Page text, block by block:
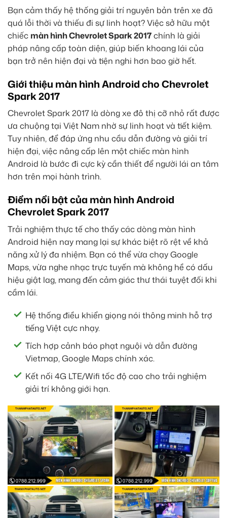
Bạn cảm thấy hệ thống giải trí nguyên bản trên xe đã
quá lỗi thời và thiếu đi sự linh hoạt? Việc sở hữu một
chiếc màn hình Chevrolet Spark 2017chính là giải
pháp nâng cấp toàn diện, giúp biến khoang lái của
bạn trở nên hiện đại và tiện nghi hơn bao giờ hết.
Giới thiệu màn hình Android cho Chevrolet
Spark 2017
Chevrolet Spark 2017 là dòng xe đô thị cỡ nhỏ rất được
ưa chuộng tại Việt Nam nhờ sự linh hoạt và tiết kiệm.
Tuy nhiên, để đáp ứng nhu cầu dẫn đường và giải trí
hiện đại, việc nâng cấp lên một chiếc màn hình
Android là bước đi cực kỳ cần thiết để người lái an tâm
hơn trên mọi hành trình.
Điểm nổi bật của màn hình Android
Chevrolet Spark 2017
Trải nghiệm thực tế cho thấy các dòng màn hình
Android hiện nay mang lại sự khác biệt rõ rệt về khả
năng xử lý đa nhiệm. Bạn có thể vừa chạy Google
Maps, vừa nghe nhạc trực tuyến mà không hề có dấu
hiệu giật lag, mang đến cảm giác thư thái tuyệt đối khi
cầm lái.
Hệ thống điều khiển giọng nói thông minh hỗ trợ
tiếng Việt cực nhạy.
Tích hợp cảnh báo phạt nguội và dẫn đường
Vietmap, Google Maps chính xác.
Kết nối 4G LTE/Wifi tốc độ cao cho trải nghiệm
giải trí không giới hạn.